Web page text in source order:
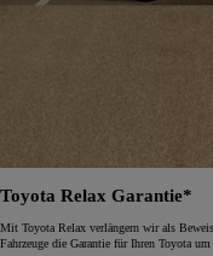
Toyota Relax Garantie*
Mit Toyota Relax verlängern wir als
Fahrzeuge die Garantie für Ihren Toyota